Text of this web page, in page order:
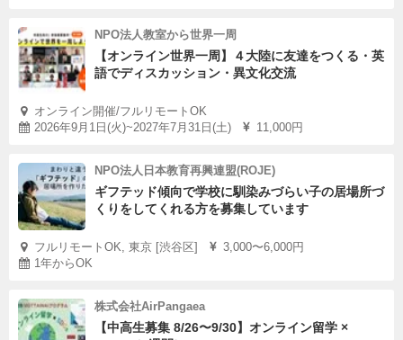
NPO法人教室から世界一周
【オンライン世界一周】４大陸に友達をつくる・英
語でディスカッション・異文化交流
オンライン開催/フルリモートOK
2026年9月1日(火)~2027年7月31日(土)
11,000円
NPO法人日本教育再興連盟(ROJE)
ギフテッド傾向で学校に馴染みづらい子の居場所づ
くりをしてくれる方を募集しています
フルリモートOK, 東京 [渋谷区]
3,000〜6,000円
1年からOK
株式会社AirPangaea
【中高生募集 8/26〜9/30】オンライン留学 ×